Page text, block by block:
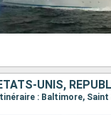
UNIS,